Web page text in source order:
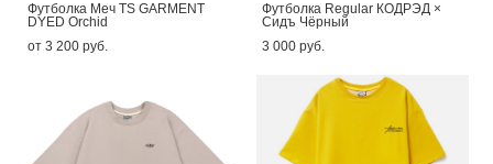
Футболка Меч TS GARMENT
DYED Orchid
от 3 200 pуб.
Футболка Regular КОДРЭД ×
Сидъ Чёрный
3 000 pуб.